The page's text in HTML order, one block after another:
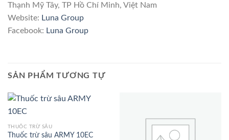
Thạnh Mỹ Tây, TP Hồ Chí Minh, Việt Nam
Website: Luna Group
Facebook: Luna Group
SẢN PHẨM TƯƠNG TỰ
THUỐC TRỪ SÂU
Thuốc trừ sâu ARMY 10EC